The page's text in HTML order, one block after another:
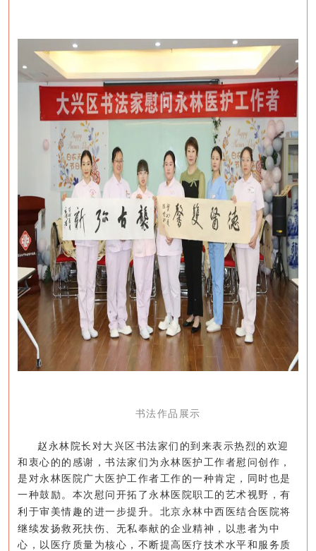
书法作品展示
赵永林院长对大兴区书法家们的到来表示热烈的欢迎
和衷心的的感谢，书法家们为永林医护工作者慰问创作，
是对永林医院广大医护工作者工作的一种肯定，同时也是
一种鼓励。本次慰问 开拓了 永林医院职工的 艺术视野，有
利于审美情趣的进一步提升。 北京永林中西医结合医院将
继续发扬救死扶伤、无私奉献的企业精神，以患者为中
心，以医疗质量为核心，不断提高医疗技术水平和服务质